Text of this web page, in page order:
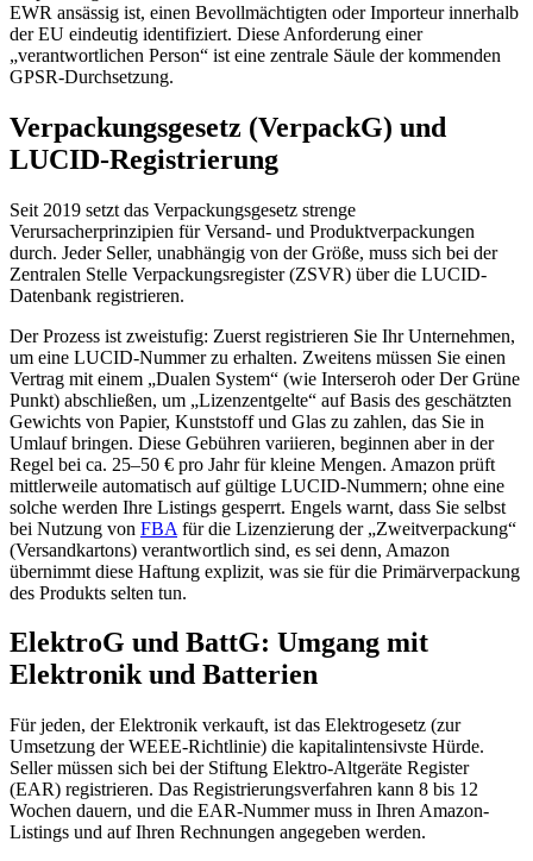
EWR ansässig ist, einen Bevollmächtigten oder Importeur innerhalb
der EU eindeutig identifiziert. Diese Anforderung einer
„verantwortlichen Person“ ist eine zentrale Säule der kommenden
GPSR-Durchsetzung.
Verpackungsgesetz (VerpackG) und
LUCID-Registrierung
Seit 2019 setzt das Verpackungsgesetz strenge
Verursacherprinzipien für Versand- und Produktverpackungen
durch. Jeder Seller, unabhängig von der Größe, muss sich bei der
Zentralen Stelle Verpackungsregister (ZSVR) über die LUCID-
Datenbank registrieren.
Der Prozess ist zweistufig: Zuerst registrieren Sie Ihr Unternehmen,
um eine LUCID-Nummer zu erhalten. Zweitens müssen Sie einen
Vertrag mit einem „Dualen System“ (wie Interseroh oder Der Grüne
Punkt) abschließen, um „Lizenzentgelte“ auf Basis des geschätzten
Gewichts von Papier, Kunststoff und Glas zu zahlen, das Sie in
Umlauf bringen. Diese Gebühren variieren, beginnen aber in der
Regel bei ca. 25–50 € pro Jahr für kleine Mengen. Amazon prüft
mittlerweile automatisch auf gültige LUCID-Nummern; ohne eine
solche werden Ihre Listings gesperrt. Engels warnt, dass Sie selbst
bei Nutzung von FBA für die Lizenzierung der „Zweitverpackung“
(Versandkartons) verantwortlich sind, es sei denn, Amazon
übernimmt diese Haftung explizit, was sie für die Primärverpackung
des Produkts selten tun.
ElektroG und BattG: Umgang mit
Elektronik und Batterien
Für jeden, der Elektronik verkauft, ist das Elektrogesetz (zur
Umsetzung der WEEE-Richtlinie) die kapitalintensivste Hürde.
Seller müssen sich bei der Stiftung Elektro-Altgeräte Register
(EAR) registrieren. Das Registrierungsverfahren kann 8 bis 12
Wochen dauern, und die EAR-Nummer muss in Ihren Amazon-
Listings und auf Ihren Rechnungen angegeben werden.